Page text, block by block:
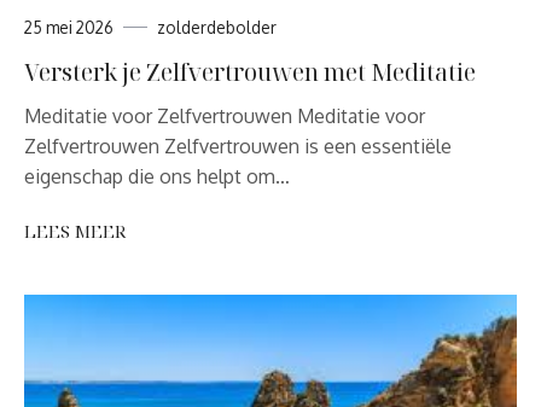
25 mei 2026 zolderdebolder
Versterk je Zelfvertrouwen met Meditatie
Meditatie voor Zelfvertrouwen Meditatie voor
Zelfvertrouwen Zelfvertrouwen is een essentiële
eigenschap die ons helpt om…
LEES MEER